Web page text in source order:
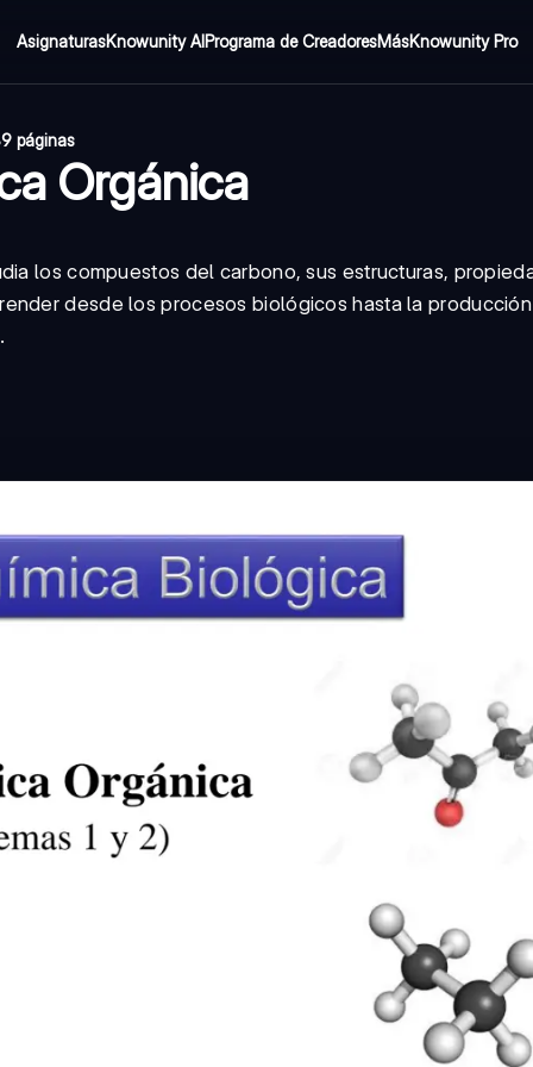
AsignaturasKnowunity AIPrograma de CreadoresMásKnowunity Pro
páginas
Orgánica
los compuestos del carbono, sus estructuras,
desde los procesos biológicos hasta la